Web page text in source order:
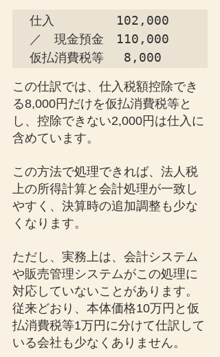
仕入　　　　　102,000
／　現金預金　110,000
仮払消費税等　 8,000
この仕訳では、仕入税額控除でき
る8,000円だけを仮払消費税等と
し、控除できない2,000円は仕入に
含めています。
この方法で処理できれば、法人税
上の所得計算と会計処理が一致し
やすく、決算時の追加調整も少な
くなります。
ただし、実務上は、会計システム
や販売管理システムがこの処理に
対応していないことがあります。
従来どおり、本体価格10万円と仮
払消費税等1万円に分けて仕訳して
いる会社も少なくありません。